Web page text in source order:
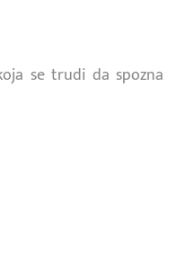
se trudi da spozna